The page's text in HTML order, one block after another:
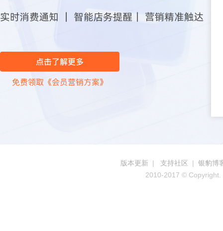
版本更新 | 支持社区 | 银豹博
2010-2017 ©